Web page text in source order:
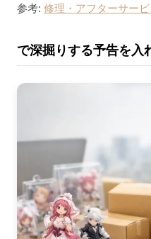
参考: 修理・アフターサー
で深掘りする予告を入